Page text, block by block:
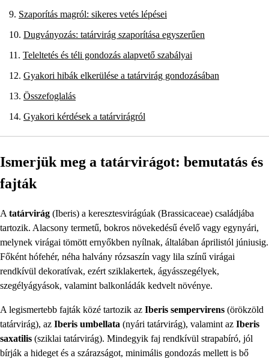
Szaporítás magról: sikeres vetés lépései
Dugványozás: tatárvirág szaporítása egyszerűen
Teleltetés és téli gondozás alapvető szabályai
Gyakori hibák elkerülése a tatárvirág gondozásában
Összefoglalás
Gyakori kérdések a tatárvirágról
Ismerjük meg a tatárvirágot: bemutatás és
fajták
A tatárvirág (Iberis) a keresztesvirágúak (Brassicaceae) családjába
tartozik. Alacsony termetű, bokros növekedésű évelő vagy egynyári,
melynek virágai tömött ernyőkben nyílnak, általában áprilistól júniusig.
Főként hófehér, néha halvány rózsaszín vagy lila színű virágai
rendkívül dekoratívak, ezért sziklakertek, ágyásszegélyek,
szegélyágyások, valamint balkonládák kedvelt növénye.
A legismertebb fajták közé tartozik az Iberis sempervirens (örökzöld
tatárvirág), az Iberis umbellata (nyári tatárvirág), valamint az Iberis
saxatilis (sziklai tatárvirág). Mindegyik faj rendkívül strapabíró, jól
bírják a hideget és a szárazságot, minimális gondozás mellett is bő